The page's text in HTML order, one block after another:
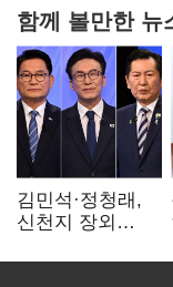
함께 볼만한 뉴
김민석·정청래,
신천지 장외
"호남 계몽 규탄"